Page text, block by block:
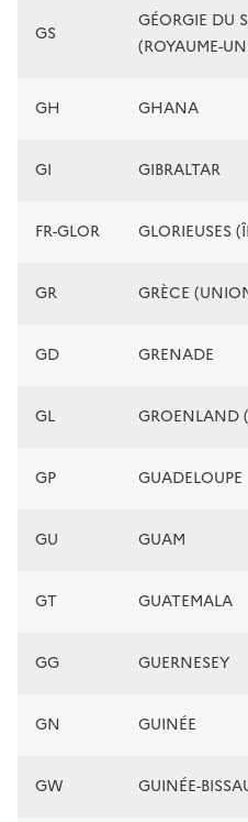
GS
GÉORGIE DU
(ROYAUME-
GH GHANA
GI GIBRALTAR
FR-GLOR GLORIEUSES
GR GRÈCE
GD GRENADE
GL GROENLAND
GP GUADELOUPE
GU GUAM
GT GUATEMALA
GG GUERNESEY
GN GUINÉE
GW GUINÉE-